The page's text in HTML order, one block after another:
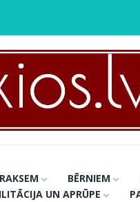
BĒRNIEM
UN APRŪPE